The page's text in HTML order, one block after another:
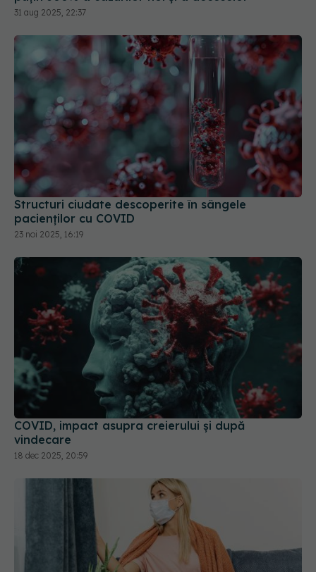
31 aug 2025, 22:37
Structuri ciudate descoperite în sângele
pacienților cu COVID
23 noi 2025, 16:19
COVID, impact asupra creierului și după
vindecare
18 dec 2025, 20:59